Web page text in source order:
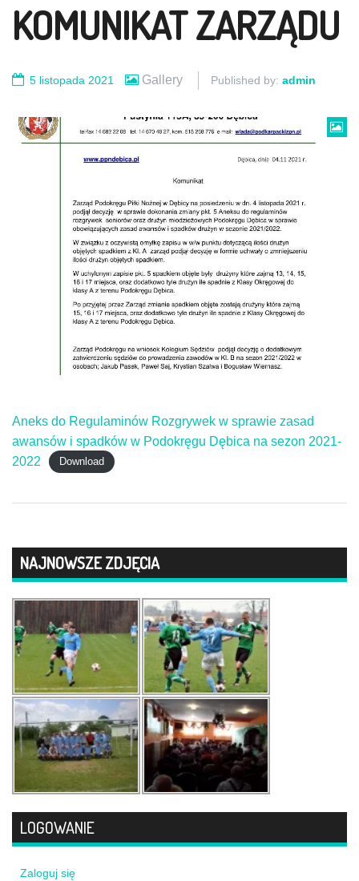
KOMUNIKAT ZARZĄDU
5 listopada 2021 Gallery Published by: admin
Aneks do Regulaminów Rozgrywek w sprawie zasad
awansów i spadków w Podokręgu Dębica na sezon 2021-
2022
Download
NAJNOWSZE ZDJĘCIA
LOGOWANIE
Zaloguj się